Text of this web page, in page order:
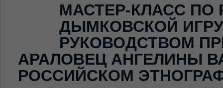
МАСТЕР-КЛАСС ПО
ДЫМКОВСКОЙ
РУКОВОДСТВОМ
АРАЛОВЕЦ АНГЕЛИНЫ
РОССИЙСКОМ